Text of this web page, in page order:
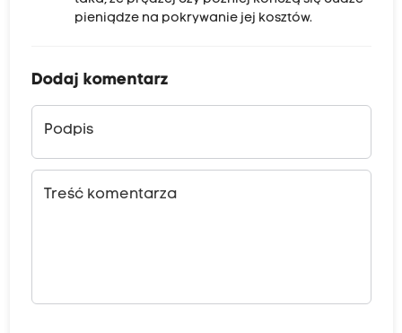
pieniądze na pokrywanie jej kosztów.
Dodaj komentarz
Podpis
Treść komentarza